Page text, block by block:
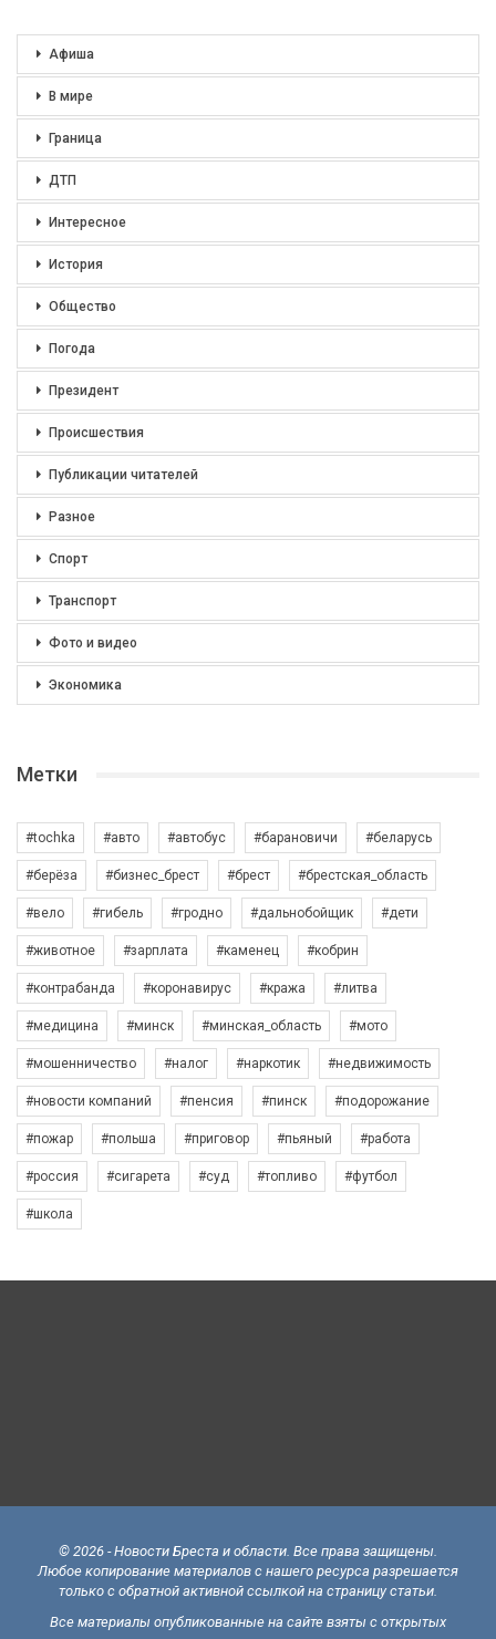
Афиша
В мире
Граница
ДТП
Интересное
История
Общество
Погода
Президент
Происшествия
Публикации читателей
Разное
Спорт
Транспорт
Фото и видео
Экономика
Метки
#tochka #авто #автобус #барановичи #беларусь
#берёза #бизнес_брест #брест #брестская_область
#вело #гибель #гродно #дальнобойщик #дети
#животное #зарплата #каменец #кобрин
#контрабанда #коронавирус #кража #литва
#медицина #минск #минская_область #мото
#мошенничество #налог #наркотик #недвижимость
#новости компаний #пенсия #пинск #подорожание
#пожар #польша #приговор #пьяный #работа
#россия #сигарета #суд #топливо #футбол
#школа
© 2026 - Новости Бреста и области. Все права защищены.
Любое копирование материалов с нашего ресурса разрешается
только с обратной активной ссылкой на страницу статьи.
Все материалы опубликованные на сайте взяты с открытых